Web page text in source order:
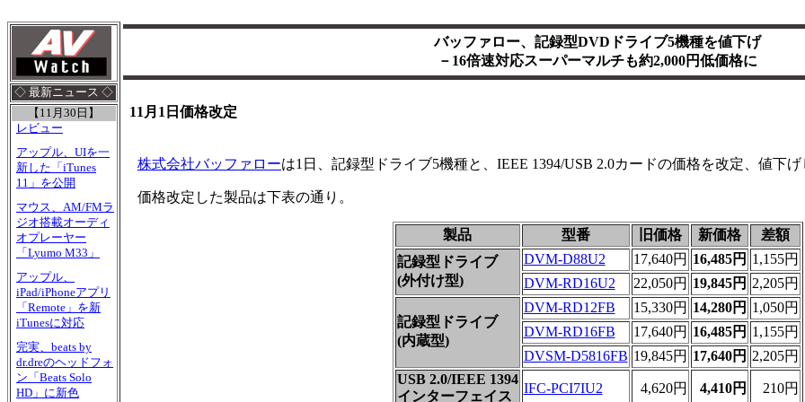
◇ 最新ニュース ◇
【11月30日】
レビュー
アップル、UIを一
新した「iTunes
11」を公開
マウス、AM/FMラ
ジオ搭載オーディ
オプレーヤー
「Lyumo M33」
アップル、
iPad/iPhoneアプリ
「Remote」を新
iTunesに対応
完実、beats by
dr.dreのヘッドフォ
ン「Beats Solo
HD」に新色
バッファロー、記録型DVDドライブ5機種を値下げ
－16倍速対応スーパーマルチも約2,000円低価格に
11月1日価格改定
株式会社バッファローは1日、記録型ドライブ5機種と、IEEE 1394/USB 2.0カードの価格を改定、値下
価格改定した製品は下表の通り。
製品 型番 旧価格 新価格
差額
記録型ドライブ
(外付け型)
DVM-D88U2 17,640円 16,485円 1,155円
DVM-RD16U2
22,050円 19,845円 2,205円
記録型ドライブ
(内蔵型)
DVM-RD12FB 15,330円 14,280円 1,050円
DVM-RD16FB
17,640円 16,485円 1,155円
DVSM-D5816FB 19,845円 17,640円 2,205円
USB 2.0/IEEE 1394
インターフェイス
IFC-PCI7IU2 4,620円 4,410円 210円